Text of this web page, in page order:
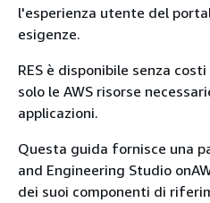
l'esperienza utente del
esigenze.
RES è disponibile senza
solo le AWS risorse
applicazioni.
Questa guida fornisce una
and Engineering Studio
dei suoi componenti di